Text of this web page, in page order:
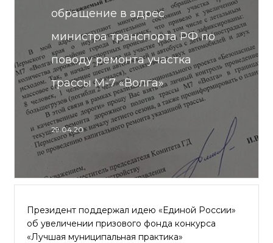
обращение в адрес
министра транспорта РФ по
поводу ремонта участка
трассы M-7 «Волга»
29.04.20
Президент поддержал идею «Единой России»
об увеличении призового фонда конкурса
«Лучшая муниципальная практика»